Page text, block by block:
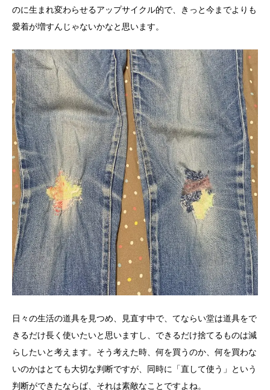
のに生まれ変わらせるアップサイクル的で、きっと今までよりも
愛着が増すんじゃないかなと思います。
日々の生活の道具を見つめ、見直す中で、てならい堂は道具をで
きるだけ長く使いたいと思いますし、できるだけ捨てるものは減
らしたいと考えます。そう考えた時、何を買うのか、何を買わな
いのかはとても大切な判断ですが、同時に「直して使う」という
判断ができたならば、それは素敵なことですよね。